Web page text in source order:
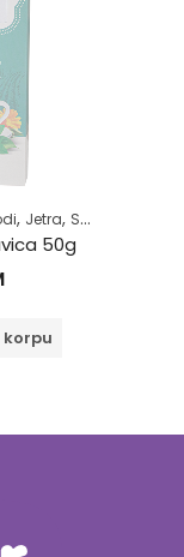
život
,Jetra,Samoliječenje
50g